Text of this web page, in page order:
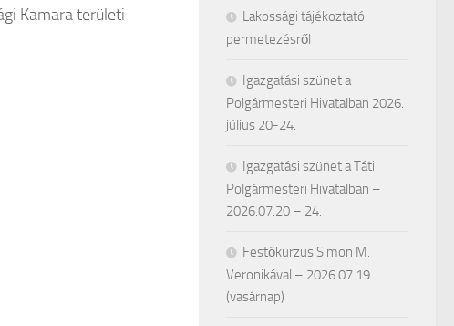
Kamara területi
Lakossági tájékoztató
permetezésről
Igazgatási szünet a
Polgármesteri Hivatalban 2026.
július 20-24.
Igazgatási szünet a Táti
Polgármesteri Hivatalban –
2026.07.20 – 24.
Festőkurzus Simon M.
Veronikával – 2026.07.19.
(vasárnap)